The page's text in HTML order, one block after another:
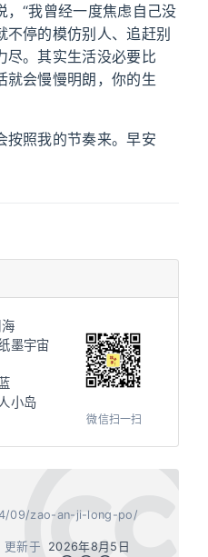
“我曾经一度焦虑自己没
不停的模仿别人、追赶别
尽。其实生活没必要比
就会慢慢明朗，你的生
按照我的节奏来。早安
墨宇宙
小岛
微信扫一扫
09/zao-an-ji-long-po/
更新于
2026年8月5日